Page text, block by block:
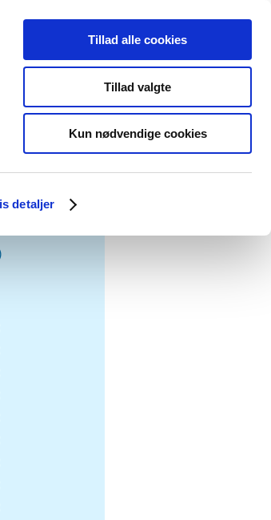
detaljer
Tillad alle cookies
Tillad valgte
Kun nødvendige cookies
Særlige
produktområder